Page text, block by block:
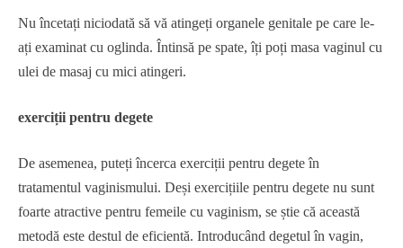
Nu încetați niciodată să vă atingeți organele genitale pe care le-
ați examinat cu oglinda. Întinsă pe spate, îți poți masa vaginul cu
ulei de masaj cu mici atingeri.
exerciții pentru degete
De asemenea, puteți încerca exerciții pentru degete în
tratamentul vaginismului. Deși exercițiile pentru degete nu sunt
foarte atractive pentru femeile cu vaginism, se știe că această
metodă este destul de eficientă. Introducând degetul în vagin,